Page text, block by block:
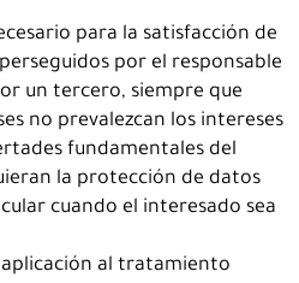
para la satisfacción de
por el responsable
un tercero, siempre que
no prevalezcan los intereses
fundamentales del
la protección de datos
cuando el interesado sea
al tratamiento